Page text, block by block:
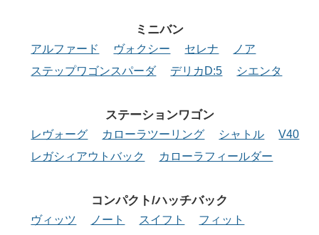
ミニバン
アルファード ヴォクシー セレナ
ノア
ステップワゴンスパーダ
デリカD:5 シエンタ
ステーションワゴン
レヴォーグ カローラツーリング シャトル
V40
レガシィアウトバック
カローラフィールダー
コンパクト/ハッチバック
ヴィッツ ノート スイフト
フィット